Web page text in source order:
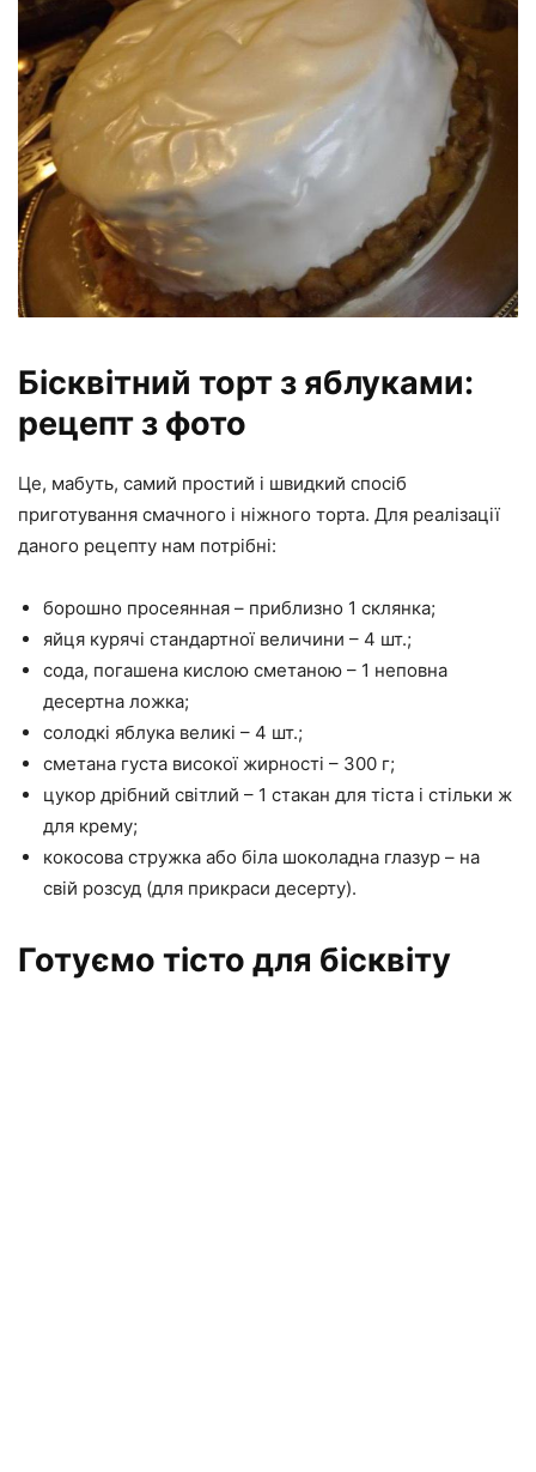
Бісквітний торт з яблуками:
рецепт з фото
Це, мабуть, самий простий і швидкий спосіб
приготування смачного і ніжного торта. Для реалізації
даного рецепту нам потрібні:
борошно просеянная – приблизно 1 склянка;
яйця курячі стандартної величини – 4 шт.;
сода, погашена кислою сметаною – 1 неповна
десертна ложка;
солодкі яблука великі – 4 шт.;
сметана густа високої жирності – 300 г;
цукор дрібний світлий – 1 стакан для тіста і стільки ж
для крему;
кокосова стружка або біла шоколадна глазур – на
свій розсуд (для прикраси десерту).
Готуємо тісто для бісквіту